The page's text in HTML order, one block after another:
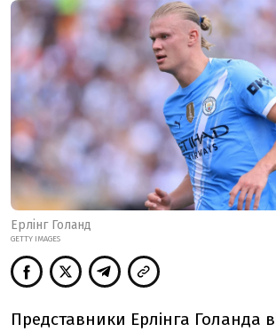
Ерлінг Голанд
GETTY IMAGES
Представники Ерлінга Голанда